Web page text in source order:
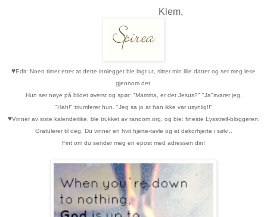
Klem,
♥Edit: Noen timer etter at dette innlegget ble lagt ut, sitter min lille datter og ser meg lese
gjennom det.
Hun ser nøye på bildet øverst og spør: "Mamma, er det Jesus?" "Ja"svarer jeg.
"Hah!" triumferer hun. "Jeg sa jo at han ikke var usynlig!!"
♥Vinner av siste kalenderlike, ble trukket av random.org, og ble: fineste Lysstreif-bloggeren.
Gratulerer til deg. Du vinner en hvit hjerte-tavle og et dekorhjerte i sølv...
Fint om du sender meg en epost med adressen din!